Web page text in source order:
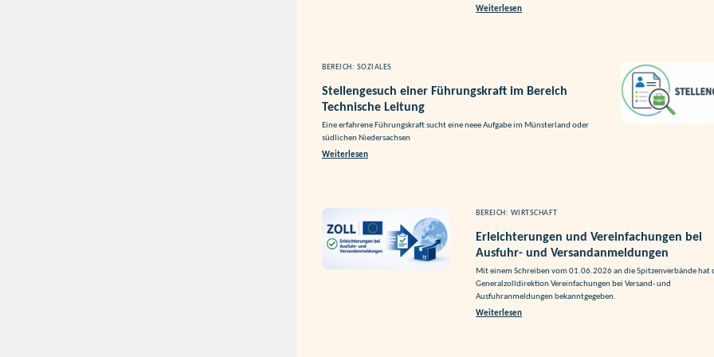
Weiterlesen
BEREICH: SOZIALES
Stellengesuch einer Führungskraft im Bereich
Technische Leitung
Eine erfahrene Führungskraft sucht eine neee Aufgabe im Münsterland oder
südlichen Niedersachsen
Weiterlesen
BEREICH: WIRTSCHAFT
Erleichterungen und Vereinfachungen bei
Ausfuhr- und Versandanmeldungen
Mit einem Schreiben vom 01.06.2026 an die Spitzenverbände hat
Generalzolldirektion Vereinfachungen bei Versand- und
Ausfuhranmeldungen bekanntgegeben.
Weiterlesen